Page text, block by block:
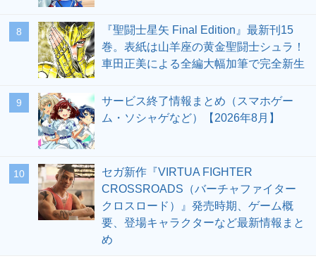
8
『聖闘士星矢 Final Edition』最新刊15
巻。表紙は山羊座の黄金聖闘士シュラ！
車田正美による全編大幅加筆で完全新生
9
サービス終了情報まとめ（スマホゲー
ム・ソシャゲなど）【2026年8月】
10
セガ新作『VIRTUA FIGHTER
CROSSROADS（バーチャファイター
クロスロード）』発売時期、ゲーム概
要、登場キャラクターなど最新情報まと
め